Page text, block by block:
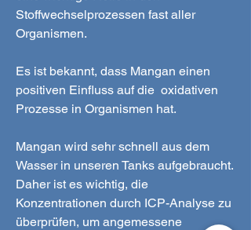
Stoffwechselprozessen fast aller
Organismen.
Es ist bekannt, dass Mangan einen
positiven Einfluss auf die oxidativen
Prozesse in Organismen hat.
Mangan wird sehr schnell aus dem
Wasser in unseren Tanks aufgebraucht.
Daher ist es wichtig, die
Konzentrationen durch ICP-Analyse zu
überprüfen, um angemessene